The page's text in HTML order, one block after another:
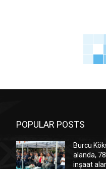
POPULAR POSTS
Burcu
alanda,
inşaat